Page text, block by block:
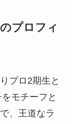
プロフィ
プロ2期生と
モチーフと
、王道なラ